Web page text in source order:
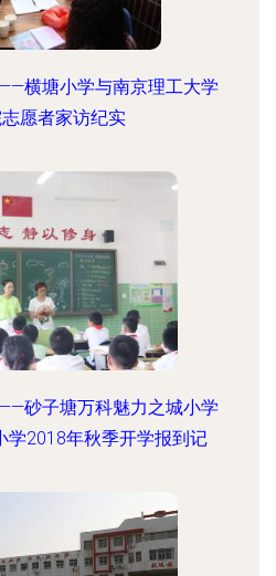
横塘小学与南京理工大学
愿者家访纪实
砂子塘万科魅力之城小学
学2018年秋季开学报到记